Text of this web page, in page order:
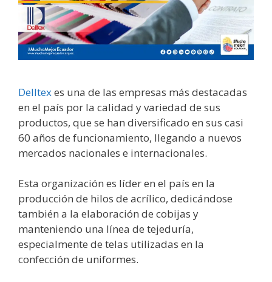
Delltexes una de las empresas más destacadas
en el país por la calidad y variedad de sus
productos, que se han diversificado en sus casi
60 años de funcionamiento, llegando a nuevos
mercados nacionales e internacionales.
Esta organización es líder en el país en la
producción de hilos de acrílico, dedicándose
también a la elaboración de cobijas y
manteniendo una línea de tejeduría,
especialmente de telas utilizadas en la
confección de uniformes.